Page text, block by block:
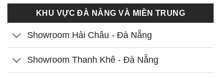
KHU VỰC ĐÀ NẴNG VÀ MIỀN TRUNG
Showroom Hải Châu - Đà Nẵng
Showroom Thanh Khê - Đà Nẵng